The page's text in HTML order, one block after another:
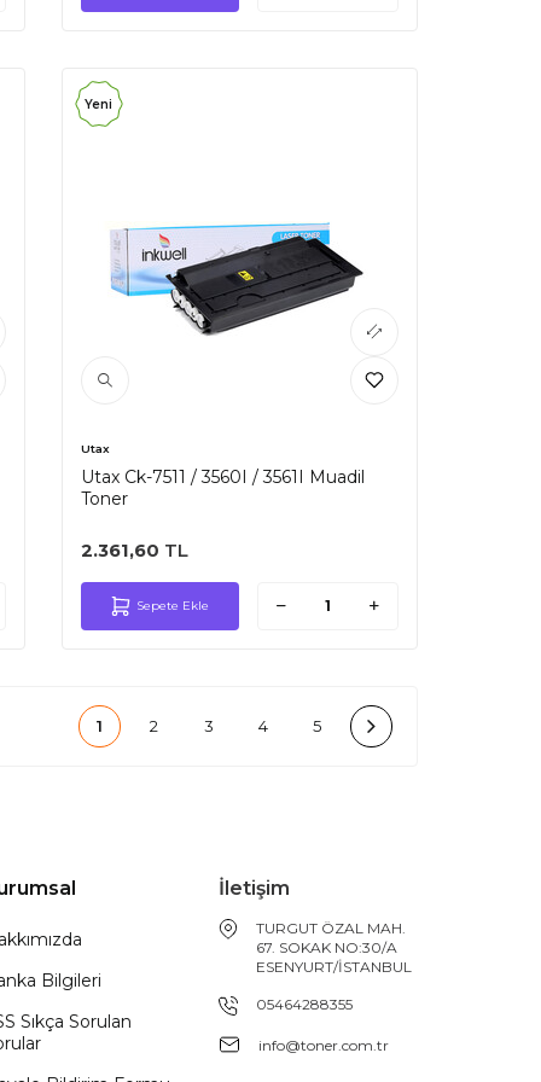
Yeni
Utax
Utax Ck-7511 / 3560I / 3561I Muadil
Toner
2.361,60 TL
Sepete Ekle
1 2 3 4 5
Bilgileri
Sıkça Sorulan
İletişim
TURGUT ÖZAL MAH.
67. SOKAK NO:30/A
ESENYURT/İSTANBUL
05464288355
info@toner.com.tr